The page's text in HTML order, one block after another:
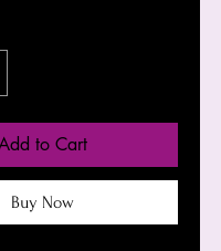
to Cart
Buy Now